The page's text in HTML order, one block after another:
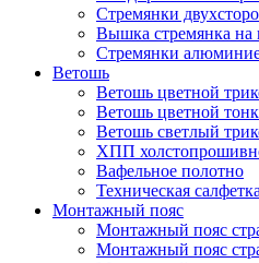
Стремянки
Вышка стремянка на
Стремянки
Ветошь
Ветошь цветной
Ветошь цветной
Ветошь светлый
ХПП
Вафельное полотно
Техническая салфетка
Монтажный пояс
Монтажный пояс
Монтажный пояс